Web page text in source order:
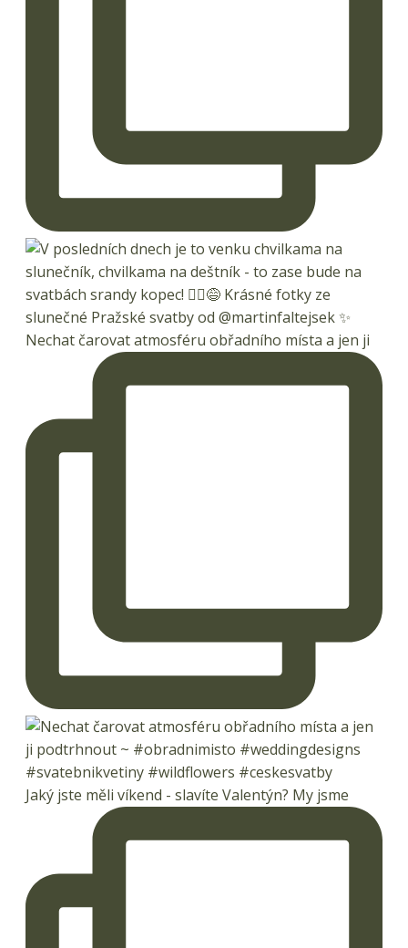
Nechat čarovat atmosféru obřadního místa a jen ji
Jaký jste měli víkend - slavíte Valentýn? My jsme